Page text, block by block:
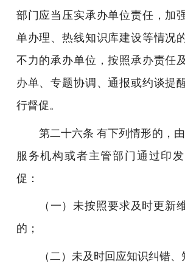
部门应当压实承办单位责任，加
单办理、热线知识库建设等情况
不力的承办单位，按照承办责任
办单、专题协调、通报或约谈提
行督促。
第二十六条 有下列情形的，
服务机构或者主管部门通过印
促：
（一）未按照要求及时更新
的；
（二）未及时回应知识纠错、